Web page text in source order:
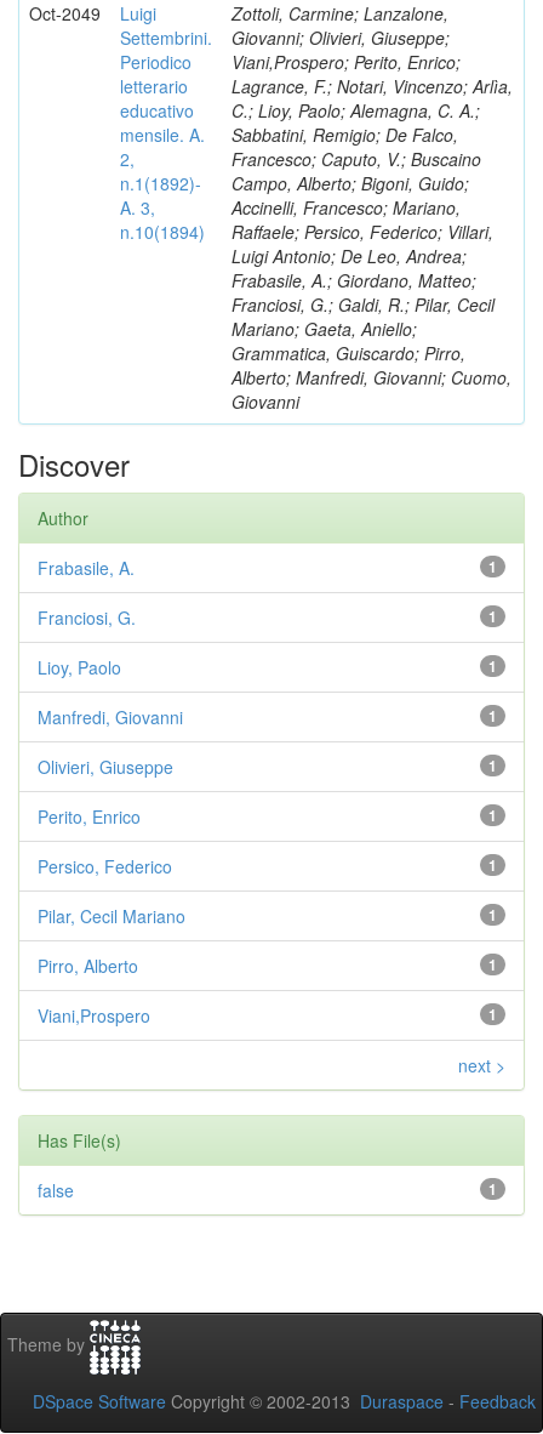
Oct-2049
Luigi
Settembrini.
Periodico
letterario
educativo
mensile. A.
2,
n.1(1892)-
A. 3,
n.10(1894)
Zottoli, Carmine; Lanzalone,
Giovanni; Olivieri, Giuseppe;
Viani,Prospero; Perito, Enrico;
Lagrance, F.; Notari, Vincenzo; Arlìa,
C.; Lioy, Paolo; Alemagna, C. A.;
Sabbatini, Remigio; De Falco,
Francesco; Caputo, V.; Buscaino
Campo, Alberto; Bigoni, Guido;
Accinelli, Francesco; Mariano,
Raffaele; Persico, Federico; Villari,
Luigi Antonio; De Leo, Andrea;
Frabasile, A.; Giordano, Matteo;
Franciosi, G.; Galdi, R.; Pilar, Cecil
Mariano; Gaeta, Aniello;
Grammatica, Guiscardo; Pirro,
Alberto; Manfredi, Giovanni; Cuomo,
Giovanni
Discover
Author
1
Frabasile, A.
1
Franciosi, G.
1
Lioy, Paolo
1
Manfredi, Giovanni
1
Olivieri, Giuseppe
1
Perito, Enrico
1
Persico, Federico
1
Pilar, Cecil Mariano
1
Pirro, Alberto
1
Viani,Prospero
next >
Has File(s)
1
false
Theme by
DSpace Software Copyright © 2002-2013 Duraspace - Feedback